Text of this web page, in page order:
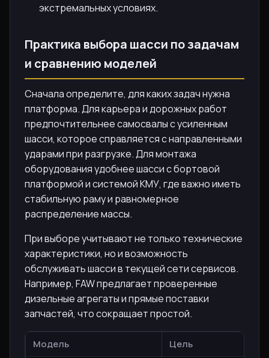
экстремальных условиях.
Практика выбора шасси по задачам
и сравнению моделей
Сначала определите, для каких задач нужна
платформа. Для карьера и дорожных работ
предпочтительнее самосвалы с усиленным
шасси, которое справляется с направленными
ударами при разгрузке. Для монтажа
оборудования удобнее шасси с бортовой
платформой и системой КМУ, где важно иметь
стабильную раму и равномерное
распределение массы.
При выборе учитывают не только технические
характеристики, но и возможность
обслуживать шасси в текущей сети сервисов.
Например, FAW предлагает проверенные
дизельные агрегаты и прямые поставки
запчастей, что сокращает простой.
Модель
Цель